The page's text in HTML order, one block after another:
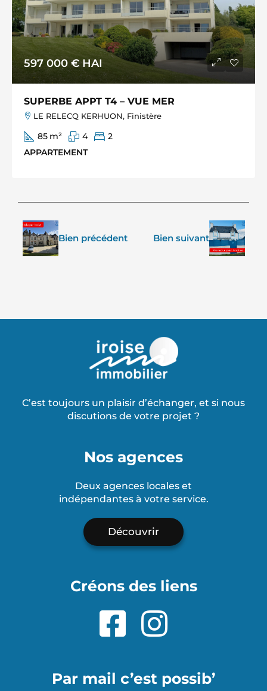
597 000 €HAI
SUPERBE APPT T4 – VUE MER
LE RELECQ KERHUON, Finistère
85 m² 4
2
APPARTEMENT
Bien précédent Bien suivant
C’est toujours un plaisir d’échanger, et si nous
discutions de votre projet ?
Nos agences
Deux agences locales et
indépendantes à votre service.
Découvrir
Créons des liens
Par mail c’est possib’